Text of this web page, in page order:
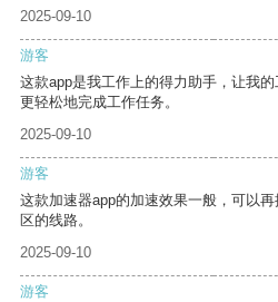
2025-09-10
游客
这款app是我工作上的得力助手，让我
更轻松地完成工作任务。
2025-09-10
游客
这款加速器app的加速效果一般，可以
区的线路。
2025-09-10
游客